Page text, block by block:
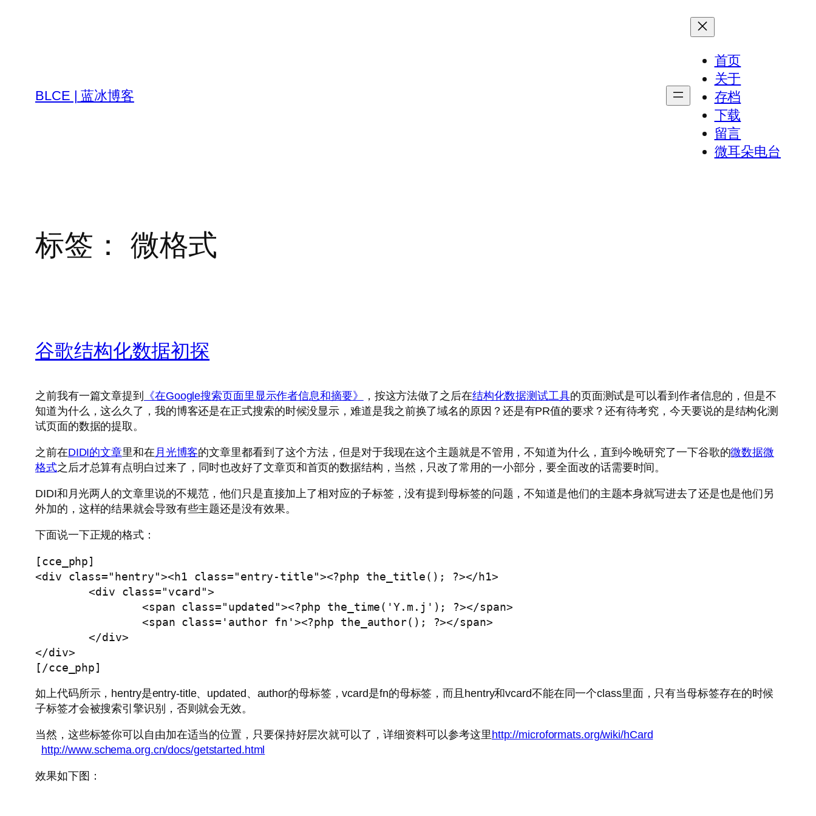
BLCE | 蓝冰博客
首页
关于
存档
下载
留言
微耳朵电台
标签： 微格式
谷歌结构化数据初探
之前我有一篇文章提到 《在Google搜索页面里显示作者信息和摘要》 ，按这方法做了之后在结构化数据测试工具的页面测试是可以看到作者信息的，但是不
知道为什么，这么久了，我的博客还是在正式搜索的时候没显示，难道是我之前换了域名的原因？还是有PR值的要求？还有待考究，今天要说的是结构化测
试页面的数据的提取。
之前在DIDI的文章里和在 月光博客的文章里都看到了这个方法，但是对于我现在这个主题就是不管用，不知道为什么，直到今晚研究了一下谷歌的微数据微
格式之后才总算有点明白过来了，同时也改好了文章页和首页的数据结构，当然，只改了常用的一小部分，要全面改的话需要时间。
DIDI和月光两人的文章里说的不规范，他们只是直接加上了相对应的子标签，没有提到母标签的问题，不知道是他们的主题本身就写进去了还是也是他们另
外加的，这样的结果就会导致有些主题还是没有效果。
下面说一下正规的格式：
[cce_php]
<div class="hentry"><h1 class="entry-title"><?php the_title(); ?></h1>
</div>
[/cce_php]
如上代码所示，hentry是entry-title、updated、author的母标签，vcard是fn的母标签，而且hentry和vcard不能在同一个class里面，只有当母标签存在的时候
子标签才会被搜索引擎识别，否则就会无效。
当然，这些标签你可以自由加在适当的位置，只要保持好层次就可以了，详细资料可以参考这里 http://microformats.org/wiki/hCard
http://www.schema.org.cn/docs/getstarted.html
效果如下图：